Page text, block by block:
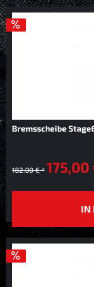
Bremsscheibe
182,00 € * 175,00
IN